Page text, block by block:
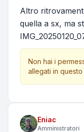
Altro
quella a sx, ma
Non hai i
allegati in questo
Eniac
Amministratori